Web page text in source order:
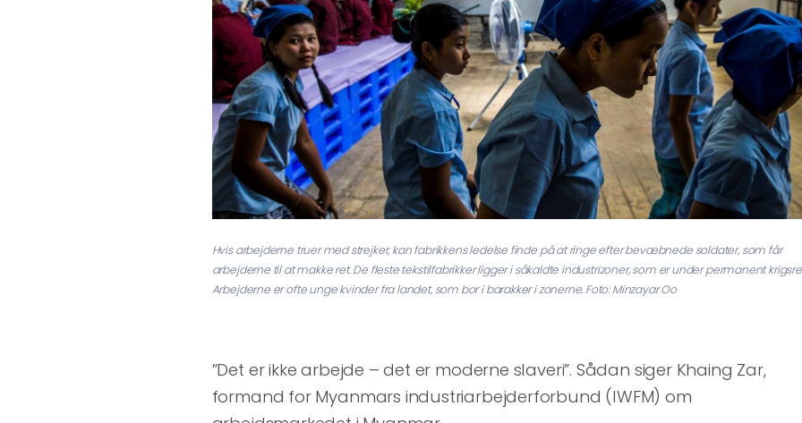
Hvis arbejderne truer med strejker, kan fabrikkens ledelse finde på at ringe efter bevæbnede soldater, som får
arbejderne til at makke ret. De fleste tekstilfabrikker ligger i såkaldte industrizoner, som er under permanent
Arbejderne er ofte unge kvinder fra landet, som bor i barakker i zonerne. Foto: Minzayar Oo
”Det er ikke arbejde – det er moderne slaveri”. Sådan siger Khaing Zar,
formand for Myanmars industriarbejderforbund (IWFM) om